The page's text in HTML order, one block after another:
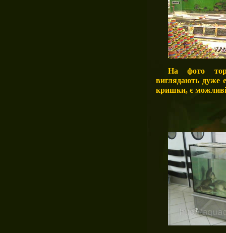
На фото
виглядають дуже
кришки, є